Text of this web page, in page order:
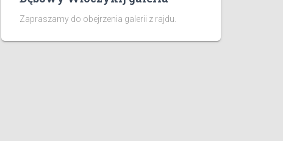
Zapraszamy do obejrzenia galerii z rajdu.